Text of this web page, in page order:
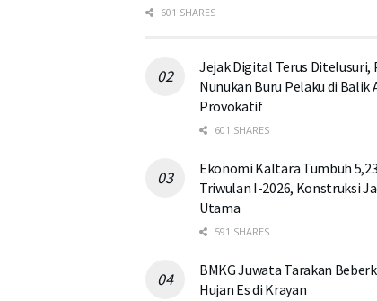
601 SHARES
Jejak Digital Terus Ditelusuri,
Nunukan Buru Pelaku di Balik
Provokatif
601 SHARES
Ekonomi Kaltara Tumbuh
Triwulan I-2026, Konstruksi
Utama
591 SHARES
BMKG Juwata Tarakan
Hujan Es di Krayan